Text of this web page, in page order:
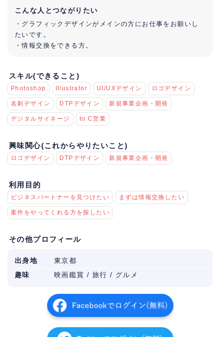
こんな人とつながりたい
・グラフィックデザインがメインの方にお仕事をお願いし
たいです。
・情報交換をできる方。
スキル(できること)
Photoshop Illustrator UI/UXデザイン ロゴデザイン
名刺デザイン DTPデザイン 新規事業企画・開発
デジタルサイネージ to C営業
興味関心(これからやりたいこと)
ロゴデザイン DTPデザイン 新規事業企画・開発
利用目的
ビジネスパートナーを見つけたい まずは情報交換したい
案件をやってくれる方を探したい
その他プロフィール
出身地
東京都
趣味
映画鑑賞 / 旅行 / グルメ